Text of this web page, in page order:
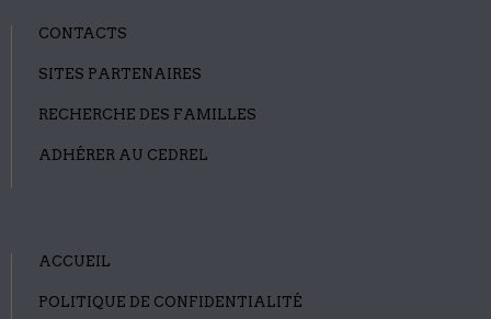
CONTACTS
SITES PARTENAIRES
RECHERCHE DES FAMILLES
ADHÉRER AU CEDREL
ACCUEIL
POLITIQUE DE CONFIDENTIALITÉ